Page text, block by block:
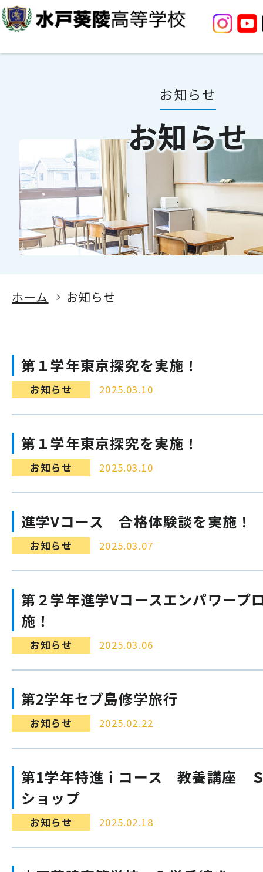
お知らせ
お知らせ
ホーム お知らせ
第１学年東京探究を実施！
お知らせ 2025.03.10
第１学年東京探究を実施！
お知らせ 2025.03.10
進学Vコース 合格体験談を実施！
お知らせ 2025.03.07
第２学年進学Vコースエンパワープ
施！
お知らせ 2025.03.06
第2学年セブ島修学旅行
お知らせ 2025.02.22
第1学年特進ｉコース 教養講座
ショップ
お知らせ 2025.02.18